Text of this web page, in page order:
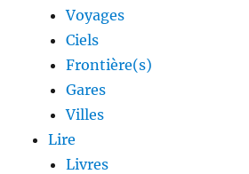
Voyages
Ciels
Frontière(s)
Gares
Villes
Lire
Livres